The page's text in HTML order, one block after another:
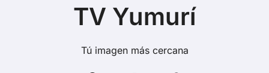
TV Yumurí
Tú imagen más cercana